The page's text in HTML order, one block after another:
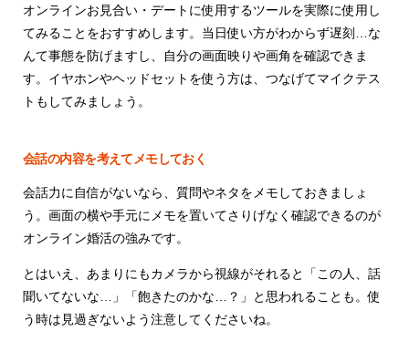
オンラインお見合い・デートに使用するツールを実際に使用し
てみることをおすすめします。当日使い方がわからず遅刻…な
んて事態を防げますし、自分の画面映りや画角を確認できま
す。イヤホンやヘッドセットを使う方は、つなげてマイクテス
トもしてみましょう。
会話の内容を考えてメモしておく
会話力に自信がないなら、質問やネタをメモしておきましょ
う。画面の横や手元にメモを置いてさりげなく確認できるのが
オンライン婚活の強みです。
とはいえ、あまりにもカメラから視線がそれると「この人、話
聞いてないな…」「飽きたのかな…？」と思われることも。使
う時は見過ぎないよう注意してくださいね。